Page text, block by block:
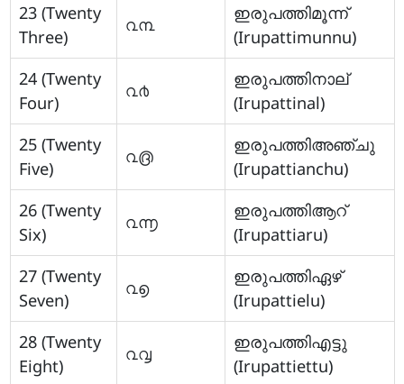
23 (Twenty
Three)
൨൩
ഇരുപത്തിമൂന്ന്
(Irupattimunnu)
24 (Twenty
Four)
൨൪
ഇരുപത്തിനാല്
(Irupattinal)
25 (Twenty
Five)
൨൫
ഇരുപത്തിഅഞ്ചു
(Irupattianchu)
26 (Twenty
Six)
൨൬
ഇരുപത്തിആറ്
(Irupattiaru)
27 (Twenty
Seven)
൨൭
ഇരുപത്തിഏഴ്
(Irupattielu)
28 (Twenty
Eight)
൨൮
ഇരുപത്തിഎട്ടു
(Irupattiettu)